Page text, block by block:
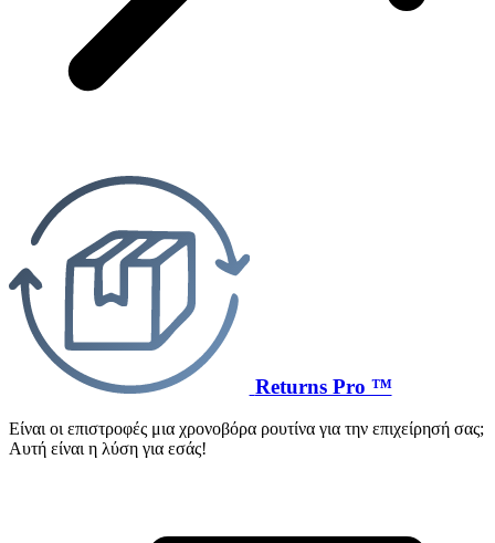
Returns Pro ™
Είναι οι επιστροφές μια χρονοβόρα ρουτίνα για την επιχείρησή σας;
Αυτή είναι η λύση για εσάς!